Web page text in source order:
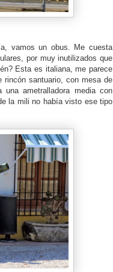
vamos un obus. Me cuesta
por muy inutilizados que
Esta es italiana, me parece
rincón santuario, con mesa de
ametralladora media con
la mili no había visto ese tipo